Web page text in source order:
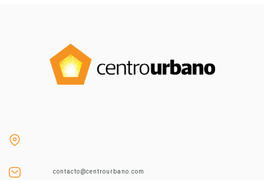
contacto@centrourbano.com